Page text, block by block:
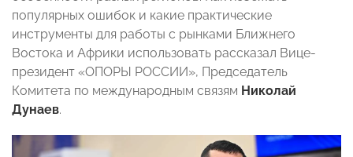
популярных ошибок и какие практические
инструменты для работы с рынками Ближнего
Востока и Африки использовать рассказал Вице-
президент «ОПОРЫ РОССИИ», Председатель
Комитета по международным связям Николай
Дунаев.